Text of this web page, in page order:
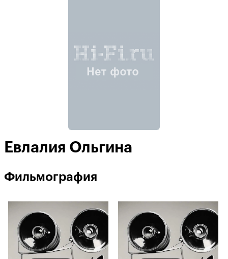
Евлалия Ольгина
Фильмография